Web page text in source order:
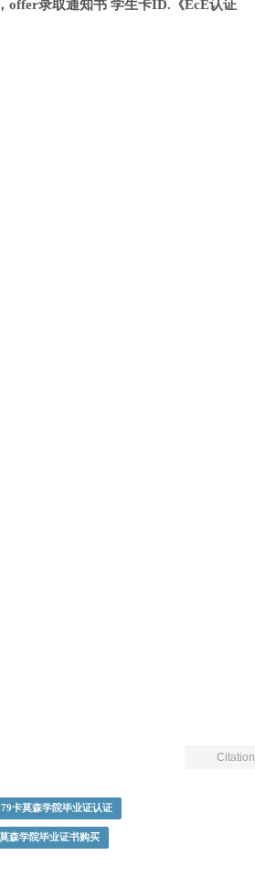
offer录取通知书 学生卡ID.《EcE认证
Citation
卡莫森学院毕业证认证
森学院毕业证书购买